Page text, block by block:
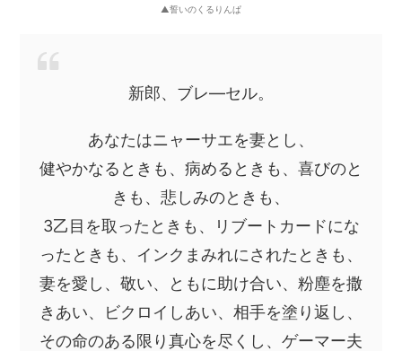
▲誓いのくるりんぱ
新郎、ブレ―セル。
あなたはニャーサエを妻とし、
健やかなるときも、病めるときも、喜びのと
きも、悲しみのときも、
3乙目を取ったときも、リブートカードにな
ったときも、インクまみれにされたときも、
妻を愛し、敬い、ともに助け合い、粉塵を撒
きあい、ビクロイしあい、相手を塗り返し、
その命のある限り真心を尽くし、ゲーマー夫